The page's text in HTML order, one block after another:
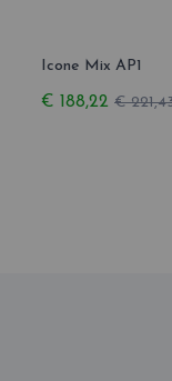
Icone Mix AP1
€ 188,22 €